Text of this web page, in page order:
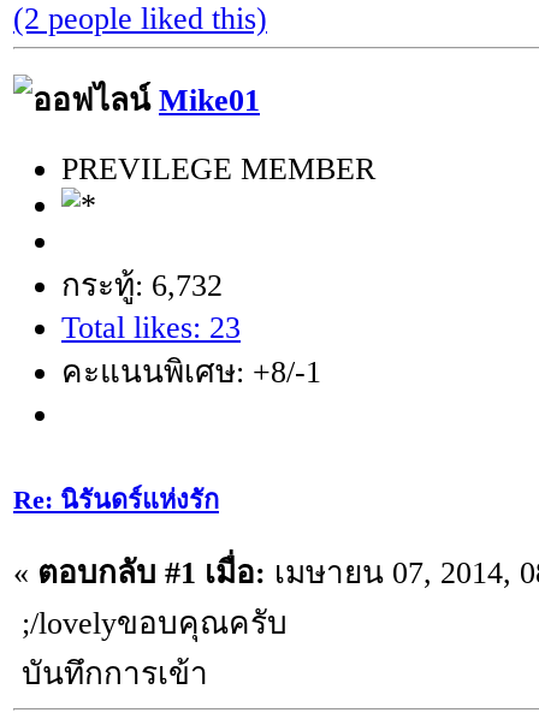
(2 people liked this)
Mike01
PREVILEGE MEMBER
กระทู้: 6,732
Total likes: 23
คะแนนพิเศษ: +8/-1
Re: นิรันดร์แห่งรัก
« ตอบกลับ #1 เมื่อ: เมษายน 07, 2014,
;/lovelyขอบคุณครับ
บันทึกการเข้า